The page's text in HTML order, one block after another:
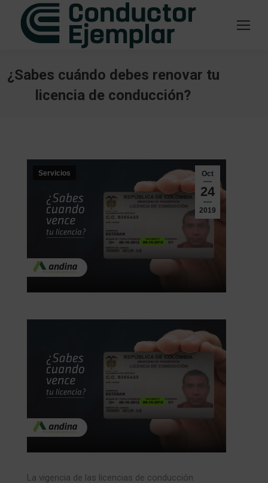
¿Sabes cuándo debes renovar tu
licencia de conducción?
Oct
24
2019
Servicios
La vigencia de las licencias de conducción